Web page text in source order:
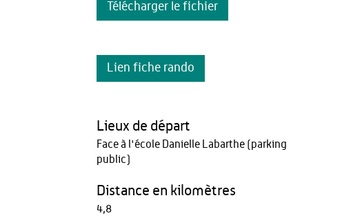
Télécharger le fichier
Lien fiche rando
Lieux de départ
Face à l'école Danielle Labarthe (parking
public)
Distance en kilomètres
4,8